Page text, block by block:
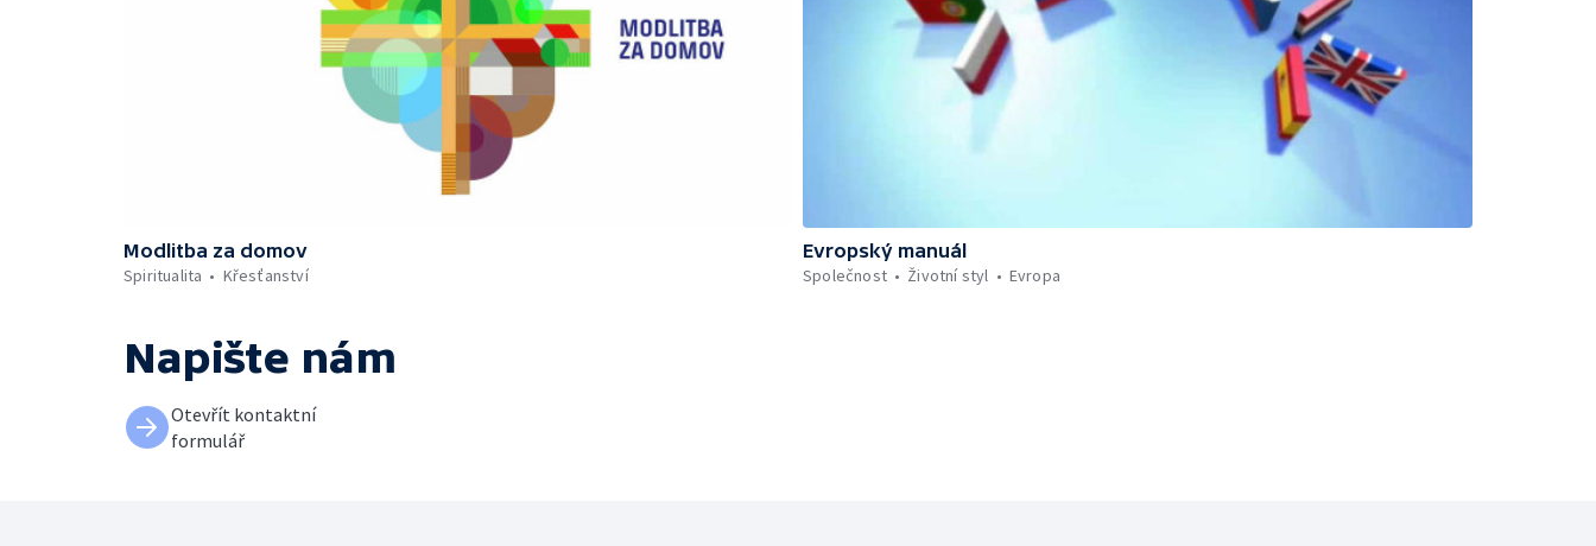
Modlitba za domov
Spiritualita
Křesťanství
Evropský manuál
Společnost
Životní styl Evropa
Napište nám
Otevřít kontaktní
formulář